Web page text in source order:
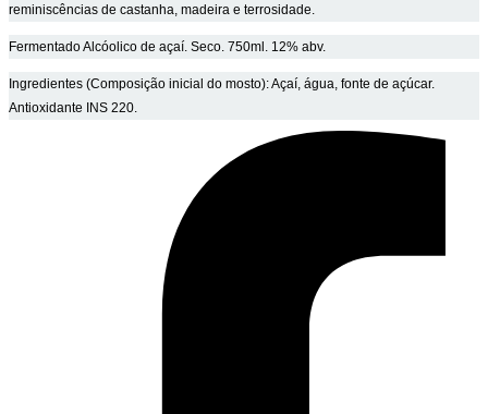
reminiscências de castanha, madeira e terrosidade.
Fermentado Alcóolico de açaí. Seco. 750ml. 12% abv.
Ingredientes (Composição inicial do mosto): Açaí, água, fonte de açúcar.
Antioxidante INS 220.